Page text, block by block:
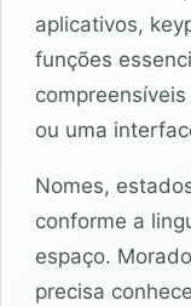
aplicativos,
funções
ou uma
Nomes,
conforme a
espaço.
precisa